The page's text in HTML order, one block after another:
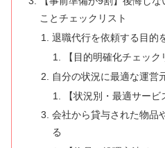
ことチェックリスト
退職代行を依頼する目的
【目的明確化チェック
自分の状況に最適な運営
【状況別・最適サービ
会社から貸与された物品
る